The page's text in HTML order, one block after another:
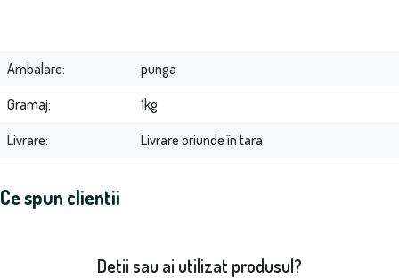
Ambalare
punga
Gramaj
1kg
Livrare
Livrare oriunde în tara
Ce spun clientii
Detii sau ai utilizat produsul?